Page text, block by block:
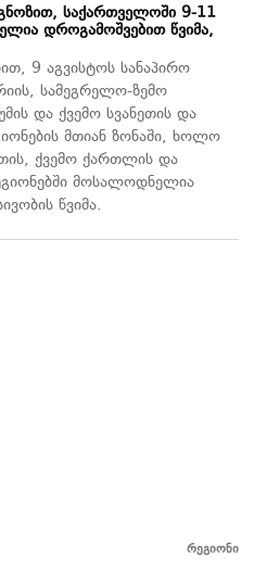
საქართველოში 9-11
დროგამოშვებით წვიმა,
9 აგვისტოს სანაპირო
სამეგრელო-ზემო
და ქვემო სვანეთის და
მთიან ზონაში, ხოლო
ქვემო ქართლის და
მოსალოდნელია
წვიმა.
რეგიონი